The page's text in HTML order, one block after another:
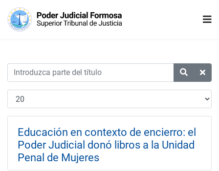
Educación en contexto de encierro: el
Poder Judicial donó libros a la Unidad
Penal de Mujeres